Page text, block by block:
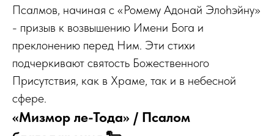
Псалмов, начиная с «Ромему Адонай Элоhэйну»
- призыв к возвышению Имени Бога и
преклонению перед Ним. Эти стихи
подчеркивают святость Божественного
Присутствия, как в Храме, так и в небесной
сфере.
«Мизмор ле-Тода» / Псалом